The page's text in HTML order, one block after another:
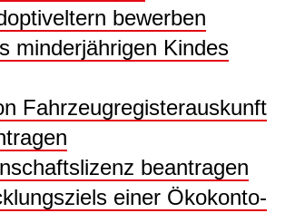
bewerben
minderjährigen Kindes
Fahrzeugregisterauskunft
beantragen
einer Ökokonto-